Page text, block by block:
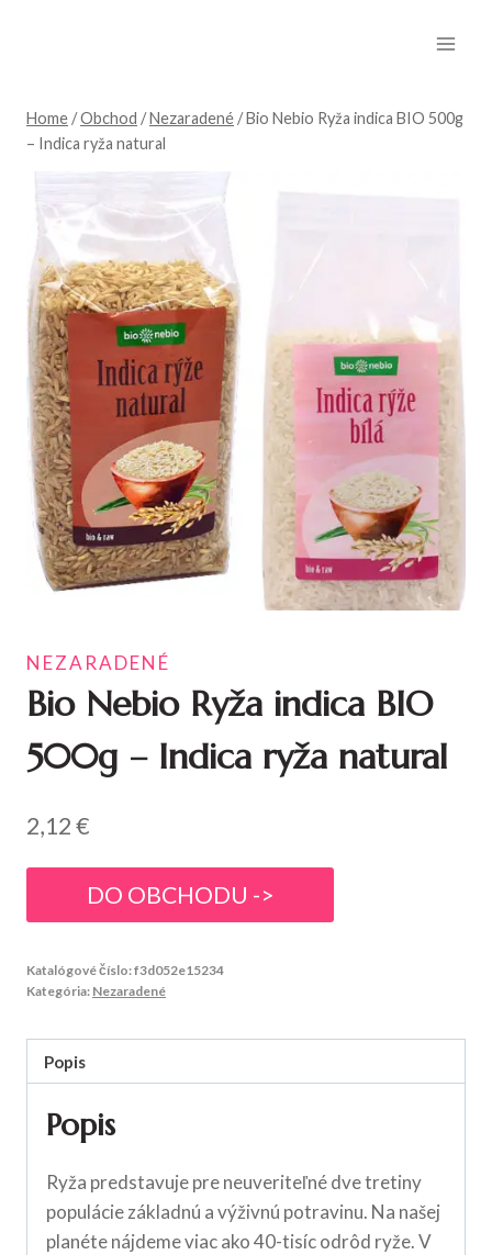
Home /Obchod /Nezaradené /Bio Nebio Ryža indica BIO 500g
– Indica ryža natural
NEZARADENÉ
Bio Nebio Ryža indica BIO
500g – Indica ryža natural
2,12€
DO OBCHODU ->
Katalógové číslo:f3d052e15234
Kategória: Nezaradené
Popis
Popis
Ryža predstavuje pre neuveriteľné dve tretiny
populácie základnú a výživnú potravinu. Na našej
planéte nájdeme viac ako 40-tisíc odrôd ryže. V